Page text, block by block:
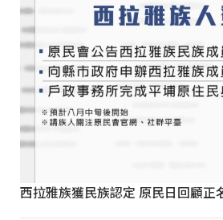
西拉雅族獲民族認定 原民日回顧正